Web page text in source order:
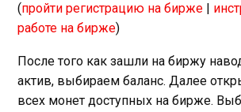
(пройти регистрацию на бирже |
работе на бирже)
После того как зашли на биржу
актив, выбираем баланс. Далее
всех монет доступных на бирже.